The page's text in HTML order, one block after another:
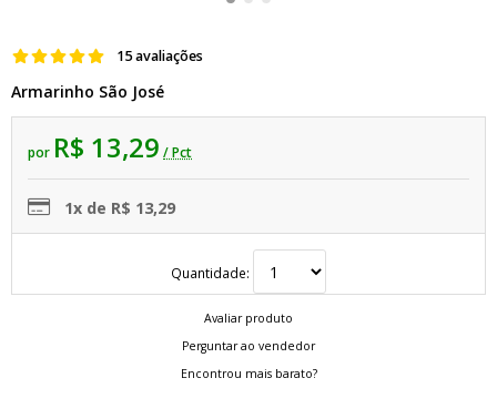
15 avaliações
Armarinho São José
por R$ 13,29 / Pct
1x de R$ 13,29
Quantidade:
Avaliar produto
Perguntar ao vendedor
Encontrou mais barato?